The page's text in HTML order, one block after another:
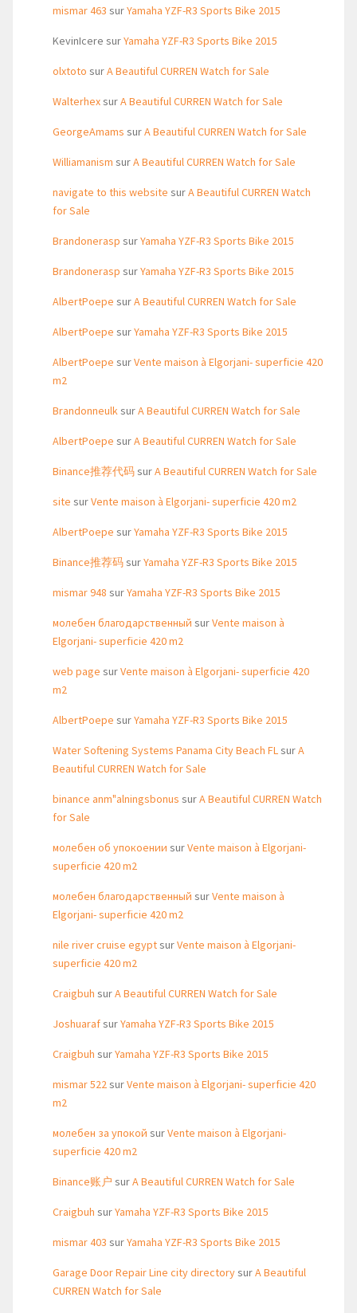
mismar 463 surYamaha YZF-R3 Sports Bike 2015
KevinIcere surYamaha YZF-R3 Sports Bike 2015
olxtoto surA Beautiful CURREN Watch for Sale
WalterhexsurA Beautiful CURREN Watch for Sale
GeorgeAmams surA Beautiful CURREN Watch for Sale
Williamanism surA Beautiful CURREN Watch for Sale
navigate to this website surA Beautiful CURREN Watch
for Sale
Brandonerasp surYamaha YZF-R3 Sports Bike 2015
Brandonerasp surYamaha YZF-R3 Sports Bike 2015
AlbertPoepe surA Beautiful CURREN Watch for Sale
AlbertPoepe surYamaha YZF-R3 Sports Bike 2015
AlbertPoepe surVente maison à Elgorjani- superficie 420
m2
BrandonneulksurA Beautiful CURREN Watch for Sale
AlbertPoepe surA Beautiful CURREN Watch for Sale
Binance推荐代码surA Beautiful CURREN Watch for Sale
site surVente maison à Elgorjani- superficie 420 m2
AlbertPoepe surYamaha YZF-R3 Sports Bike 2015
Binance推荐码surYamaha YZF-R3 Sports Bike 2015
mismar 948 surYamaha YZF-R3 Sports Bike 2015
молебен благодарственный surVente maison à
Elgorjani- superficie 420 m2
web page surVente maison à Elgorjani- superficie 420
m2
AlbertPoepe surYamaha YZF-R3 Sports Bike 2015
Water Softening Systems Panama City Beach FLsurA
Beautiful CURREN Watch for Sale
binance anm"alningsbonus surA Beautiful CURREN Watch
for Sale
молебен об упокоении surVente maison à Elgorjani-
superficie 420 m2
молебен благодарственный surVente maison à
Elgorjani- superficie 420 m2
nile river cruise egyptsurVente maison à Elgorjani-
superficie 420 m2
Craigbuh surA Beautiful CURREN Watch for Sale
JoshuarafsurYamaha YZF-R3 Sports Bike 2015
Craigbuh surYamaha YZF-R3 Sports Bike 2015
mismar 522surVente maison à Elgorjani- superficie 420
m2
молебен за упокой surVente maison à Elgorjani-
superficie 420 m2
Binance账户 surA Beautiful CURREN Watch for Sale
Craigbuh surYamaha YZF-R3 Sports Bike 2015
mismar 403 surYamaha YZF-R3 Sports Bike 2015
Garage Door Repair Line city directorysurA Beautiful
CURREN Watch for Sale